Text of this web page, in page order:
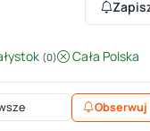
(0) Cała Polska
Obserwuj